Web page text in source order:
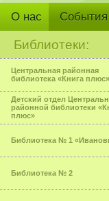
О нас События
Библиотеки:
Центральная районная
библиотека «Книга плюс»
Детский отдел
районной библиотеки
плюс»
Библиотека № 1
Библиотека № 2